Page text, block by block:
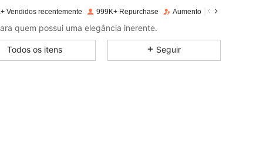
4,77
Vendidos recentemente 999K+ Repurchase Aumento de seguidores
quem possui uma elegância inerente.
Todos os itens Seguir